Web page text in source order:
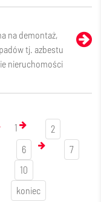
na demontaż,
tj. azbestu
nieruchomości
1
2
6
7
10
koniec